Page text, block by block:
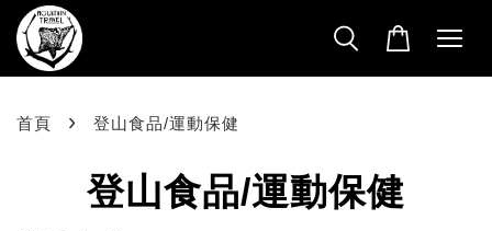
首頁 › 登山食品/運動保健
登山食品/運動保健